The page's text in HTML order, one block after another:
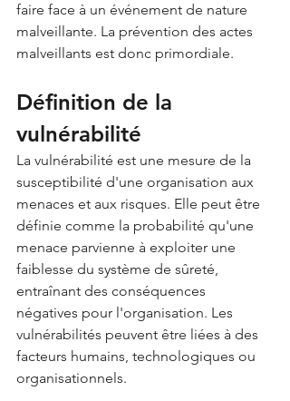
faire face à un événement de nature
malveillante. La prévention des actes
malveillants est donc primordiale.
Définition de la
vulnérabilité
La vulnérabilité est une mesure de la
susceptibilité d'une organisation aux
menaces et aux risques. Elle peut être
définie comme la probabilité qu'une
menace parvienne à exploiter une
faiblesse du système de sûreté,
entraînant des conséquences
négatives pour l'organisation. Les
vulnérabilités peuvent être liées à des
facteurs humains, technologiques ou
organisationnels.